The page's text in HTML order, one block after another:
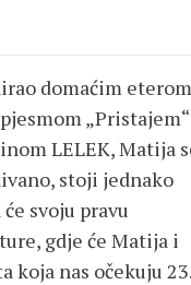
domaćim eterom
„Pristajem“
LELEK, Matija
stoji jednako
svoju pravu
gdje će Matija i
koja nas očekuju